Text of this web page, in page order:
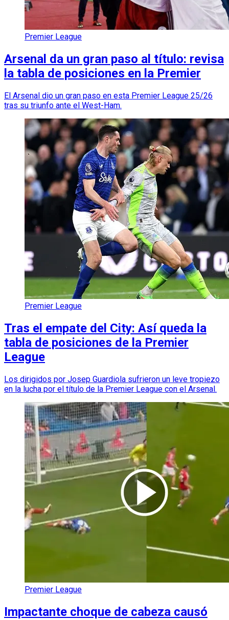
Premier League
Arsenal da un gran paso al título: revisa
la tabla de posiciones en la Premier
El Arsenal dio un gran paso en esta Premier League 25/26
tras su triunfo ante el West-Ham.
Premier League
Tras el empate del City: Así queda la
tabla de posiciones de la Premier
League
Los dirigidos por Josep Guardiola sufrieron un leve tropiezo
en la lucha por el título de la Premier League con el Arsenal.
Premier League
Impactante choque de cabeza causó